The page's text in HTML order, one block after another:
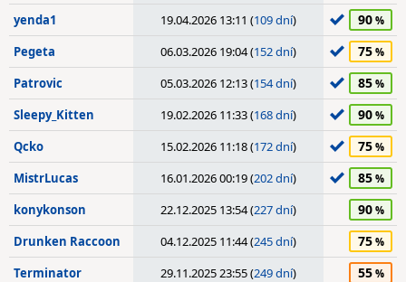
yenda1 19.04.2026 13:11 (109 dní) 90
Pegeta 06.03.2026 19:04 (152 dní) 75
Patrovic 05.03.2026 12:13 (154 dní) 85
Sleepy_Kitten 19.02.2026 11:33 (168 dní) 90
Qcko 15.02.2026 11:18 (172 dní) 75
MistrLucas 16.01.2026 00:19 (202 dní) 85
konykonson 22.12.2025 13:54 (227 dní) 90
Drunken Raccoon 04.12.2025 11:44 (245 dní) 75
Terminator 29.11.2025 23:55 (249 dní) 55